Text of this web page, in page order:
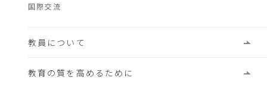
国際交流
教員について
教育の質を高めるために